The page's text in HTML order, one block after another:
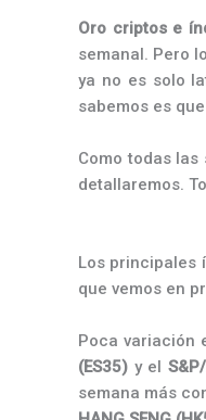
Oro criptos e
semanal. Pero
ya no es solo
sabemos es
Como todas
detallaremos.
Los principales
que vemos en
Poca variación
(ES35) y el
semana más